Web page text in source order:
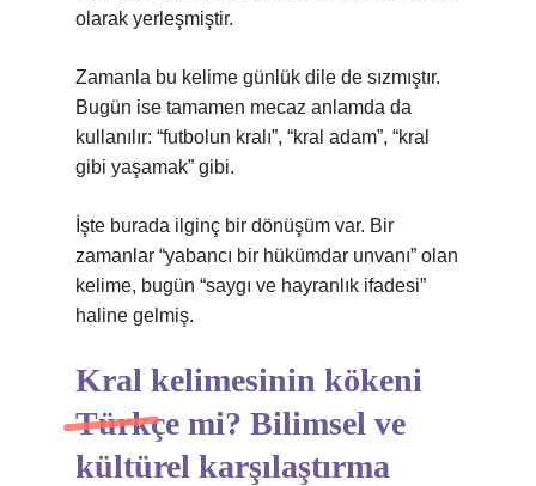
olarak yerleşmiştir.
Zamanla bu kelime günlük dile de sızmıştır.
Bugün ise tamamen mecaz anlamda da
kullanılır: “futbolun kralı”, “kral adam”, “kral
gibi yaşamak” gibi.
İşte burada ilginç bir dönüşüm var. Bir
zamanlar “yabancı bir hükümdar unvanı” olan
kelime, bugün “saygı ve hayranlık ifadesi”
haline gelmiş.
Kral kelimesinin kökeni
Türkçe mi? Bilimsel ve
kültürel karşılaştırma